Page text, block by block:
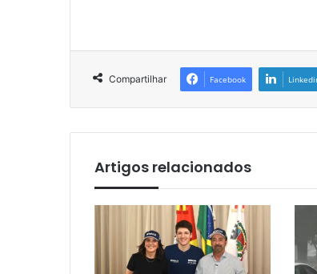
Compartilhar Facebook
Artigos relacionados